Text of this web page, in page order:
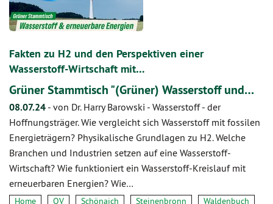
Fakten zu H2 und den Perspektiven einer
Wasserstoff-Wirtschaft mit…
Grüner Stammtisch "(Grüner) Wasserstoff und…
08.07.24 - von Dr. Harry Barowski - Wasserstoff - der
Hoffnungsträger. Wie vergleicht sich Wasserstoff mit fossilen
Energieträgern? Physikalische Grundlagen zu H2. Welche
Branchen und Industrien setzen auf eine Wasserstoff-
Wirtschaft? Wie funktioniert ein Wasserstoff-Kreislauf mit
erneuerbaren Energien? Wie…
Home OV Schönaich Steinenbronn Waldenbuch